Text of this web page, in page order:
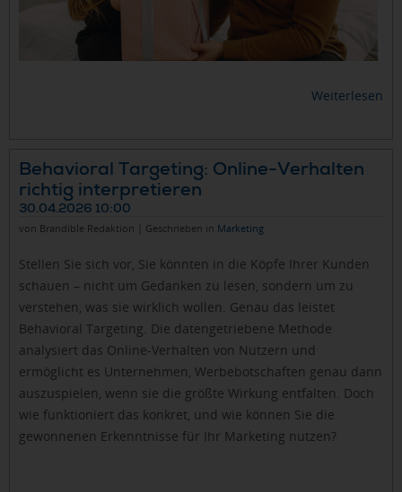
Weiterlesen
Behavioral Targeting: Online-Verhalten
richtig interpretieren
30.04.2026 10:00
von Brandible Redaktion | Geschrieben in Marketing
Stellen Sie sich vor, Sie könnten in die Köpfe Ihrer Kunden
schauen – nicht um Gedanken zu lesen, sondern um zu
verstehen, was sie wirklich wollen. Genau das leistet
Behavioral Targeting. Die datengetriebene Methode
analysiert das Online-Verhalten von Nutzern und
ermöglicht es Unternehmen, Werbebotschaften genau dann
auszuspielen, wenn sie die größte Wirkung entfalten. Doch
wie funktioniert das konkret, und wie können Sie die
gewonnenen Erkenntnisse für Ihr Marketing nutzen?